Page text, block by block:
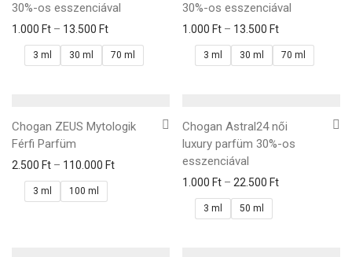
30%-os esszenciával
1.000 Ft – 13.500 Ft
3 ml 30 ml 70 ml
30%-os esszenciával
1.000 Ft – 13.500 Ft
3 ml 30 ml 70 ml
Chogan ZEUS Mytologik
Férfi Parfüm
2.500 Ft – 110.000 Ft
3 ml 100 ml
Chogan Astral24 női
luxury parfüm 30%-os
esszenciával
1.000 Ft – 22.500 Ft
3 ml 50 ml